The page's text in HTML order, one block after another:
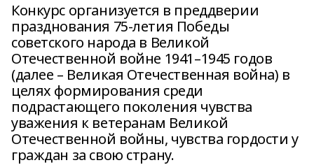
Конкурс организуется в преддверии
празднования 75-летия Победы
советского народа в Великой
Отечественной войне 1941–1945 годов
(далее – Великая Отечественная война) в
целях формирования среди
подрастающего поколения чувства
уважения к ветеранам Великой
Отечественной войны, чувства гордости у
граждан за свою страну.